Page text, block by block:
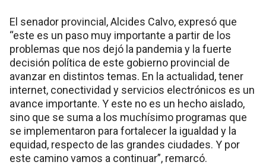
El senador provincial, Alcides Calvo, expresó que
“este es un paso muy importante a partir de los
problemas que nos dejó la pandemia y la fuerte
decisión política de este gobierno provincial de
avanzar en distintos temas. En la actualidad, tener
internet, conectividad y servicios electrónicos es un
avance importante. Y este no es un hecho aislado,
sino que se suma a los muchísimo programas que
se implementaron para fortalecer la igualdad y la
equidad, respecto de las grandes ciudades. Y por
este camino vamos a continuar”, remarcó.